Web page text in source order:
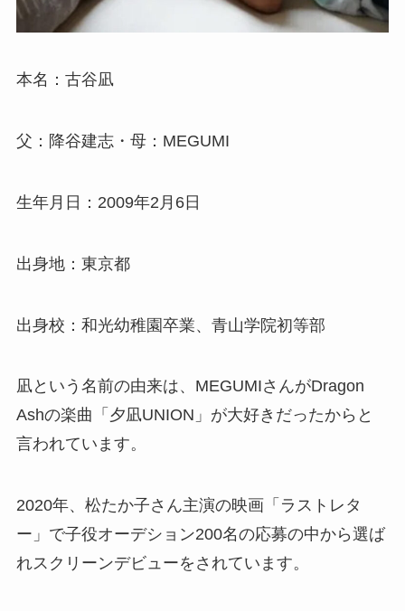
本名：古谷凪
父：降谷建志・母：MEGUMI
生年月日：2009年2月6日
出身地：東京都
出身校：和光幼稚園卒業、青山学院初等部
凪という名前の由来は、MEGUMIさんがDragon
Ashの楽曲「夕凪UNION」が大好きだったからと
言われています。
2020年、松たか子さん主演の映画「ラストレタ
ー」で子役オーデション200名の応募の中から選ば
れスクリーンデビューをされています。